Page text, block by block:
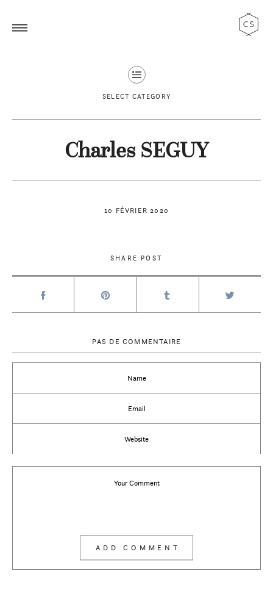
SELECT CATEGORY
10 FÉVRIER 2020
Charles SEGUY
SHARE POST
PAS DE COMMENTAIRE